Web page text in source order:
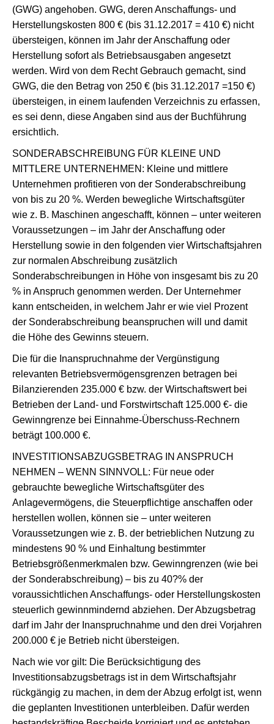
(GWG) angehoben. GWG, deren Anschaffungs- und
Herstellungskosten 800 € (bis 31.12.2017 = 410 €) nicht
übersteigen, können im Jahr der Anschaffung oder
Herstellung sofort als Betriebsausgaben angesetzt
werden. Wird von dem Recht Gebrauch gemacht, sind
GWG, die den Betrag von 250 € (bis 31.12.2017 =150 €)
übersteigen, in einem laufenden Verzeichnis zu erfassen,
es sei denn, diese Angaben sind aus der Buchführung
ersichtlich.
SONDERABSCHREIBUNG FÜR KLEINE UND
MITTLERE UNTERNEHMEN: Kleine und mittlere
Unternehmen profitieren von der Sonderabschreibung
von bis zu 20 %. Werden bewegliche Wirtschaftsgüter
wie z. B. Maschinen angeschafft, können – unter weiteren
Voraussetzungen – im Jahr der Anschaffung oder
Herstellung sowie in den folgenden vier Wirtschaftsjahren
zur normalen Abschreibung zusätzlich
Sonderabschreibungen in Höhe von insgesamt bis zu 20
% in Anspruch genommen werden. Der Unternehmer
kann entscheiden, in welchem Jahr er wie viel Prozent
der Sonderabschreibung beanspruchen will und damit
die Höhe des Gewinns steuern.
Die für die Inanspruchnahme der Vergünstigung
relevanten Betriebsvermögensgrenzen betragen bei
Bilanzierenden 235.000 € bzw. der Wirtschaftswert bei
Betrieben der Land- und Forstwirtschaft 125.000 €- die
Gewinngrenze bei Einnahme-Überschuss-Rechnern
beträgt 100.000 €.
INVESTITIONSABZUGSBETRAG IN ANSPRUCH
NEHMEN – WENN SINNVOLL: Für neue oder
gebrauchte bewegliche Wirtschaftsgüter des
Anlagevermögens, die Steuerpflichtige anschaffen oder
herstellen wollen, können sie – unter weiteren
Voraussetzungen wie z. B. der betrieblichen Nutzung zu
mindestens 90 % und Einhaltung bestimmter
Betriebsgrößenmerkmalen bzw. Gewinngrenzen (wie bei
der Sonderabschreibung) – bis zu 40?% der
voraussichtlichen Anschaffungs- oder Herstellungskosten
steuerlich gewinnmindernd abziehen. Der Abzugsbetrag
darf im Jahr der Inanspruchnahme und den drei Vorjahren
200.000 € je Betrieb nicht übersteigen.
Nach wie vor gilt: Die Berücksichtigung des
Investitionsabzugsbetrags ist in dem Wirtschaftsjahr
rückgängig zu machen, in dem der Abzug erfolgt ist, wenn
die geplanten Investitionen unterbleiben. Dafür werden